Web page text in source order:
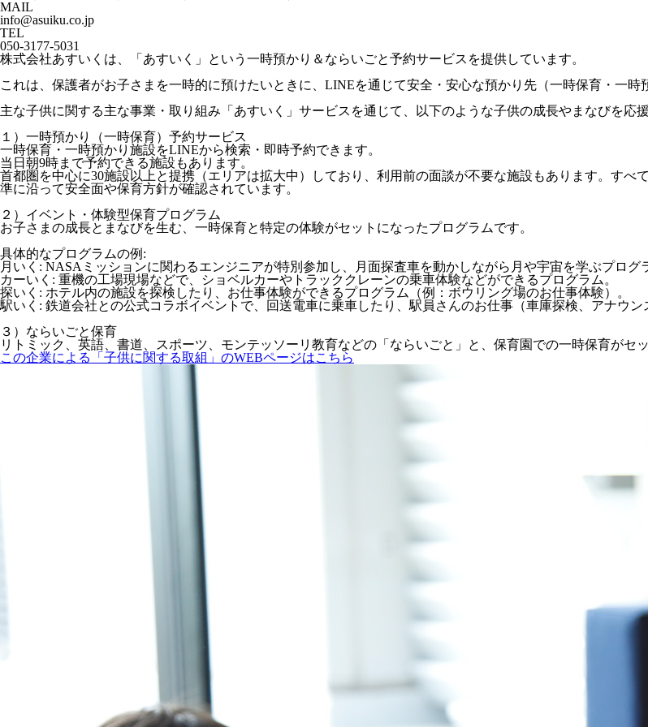
MAIL
info@asuiku.co.jp
TEL
050-3177-5031
株式会社あすいくは、「あすいく」という一時預かり＆ならいごと予約サービスを提供しています。
これは、保護者がお子さまを一時的に預けたいときに、LINEを通じて安全・安心な預かり先（一時保育・一
主な子供に関する主な事業・取り組み「あすいく」サービスを通じて、以下のような子供の成長やまなびを応
１）一時預かり（一時保育）予約サービス
一時保育・一時預かり施設をLINEから検索・即時予約できます。
当日朝9時まで予約できる施設もあります。
首都圏を中心に30施設以上と提携（エリアは拡大中）しており、利用前の面談が不要な施設もあります。す
準に沿って安全面や保育方針が確認されています。
２）イベント・体験型保育プログラム
お子さまの成長とまなびを生む、一時保育と特定の体験がセットになったプログラムです。
具体的なプログラムの例:
月いく: NASAミッションに関わるエンジニアが特別参加し、月面探査車を動かしながら月や宇宙を学ぶプログ
カーいく: 重機の工場現場などで、ショベルカーやトラッククレーンの乗車体験などができるプログラム。
探いく: ホテル内の施設を探検したり、お仕事体験ができるプログラム（例：ボウリング場のお仕事体験）。
駅いく: 鉄道会社との公式コラボイベントで、回送電車に乗車したり、駅員さんのお仕事（車庫探検、アナウン
３）ならいごと保育
リトミック、英語、書道、スポーツ、モンテッソーリ教育などの「ならいごと」と、保育園での一時保育がセ
この企業による「子供に関する取組」のWEBページはこちら